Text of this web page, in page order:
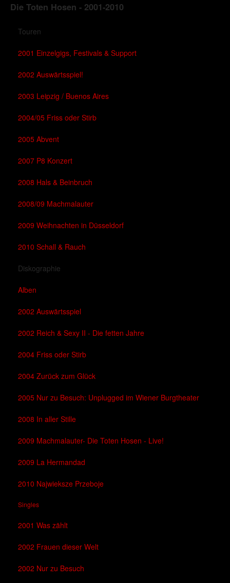
Die Toten Hosen - 2001-2010
Touren
2001 Einzelgigs, Festivals & Support
2002 Auswärtsspiel!
2003 Leipzig / Buenos Aires
2004/05 Friss oder Stirb
2005 Abvent
2007 P8 Konzert
2008 Hals & Beinbruch
2008/09 Machmalauter
2009 Weihnachten in Düsseldorf
2010 Schall & Rauch
Diskographie
Alben
2002 Auswärtsspiel
2002 Reich & Sexy II - Die fetten Jahre
2004 Friss oder Stirb
2004 Zurück zum Glück
2005 Nur zu Besuch: Unplugged im Wiener Burgtheater
2008 In aller Stille
2009 Machmalauter- Die Toten Hosen - Live!
2009 La Hermandad
2010 Najwieksze Przeboje
Singles
2001 Was zählt
2002 Frauen dieser Welt
2002 Nur zu Besuch